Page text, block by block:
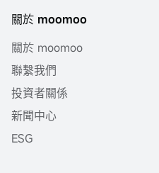
關於 moomoo
關於 moomoo
聯繫我們
投資者關係
新聞中心
ESG